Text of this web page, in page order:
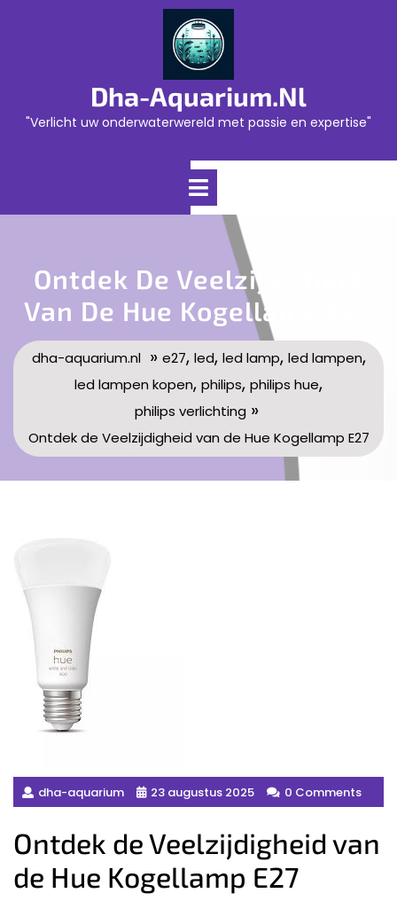
Dha-Aquarium.nl
"Verlicht uw onderwaterwereld met passie en expertise"
Open
Ontdek De Veelzijdigheid
Van De Hue Kogellamp E27
dha-aquarium.nl» e27, led, led lamp, led lampen,
led lampen kopen, philips, philips hue,
philips verlichting »
Ontdek de Veelzijdigheid van de Hue Kogellamp E27
dha-aquarium 23 augustus 2025 0 Comments
Ontdek de Veelzijdigheid van
de Hue Kogellamp E27